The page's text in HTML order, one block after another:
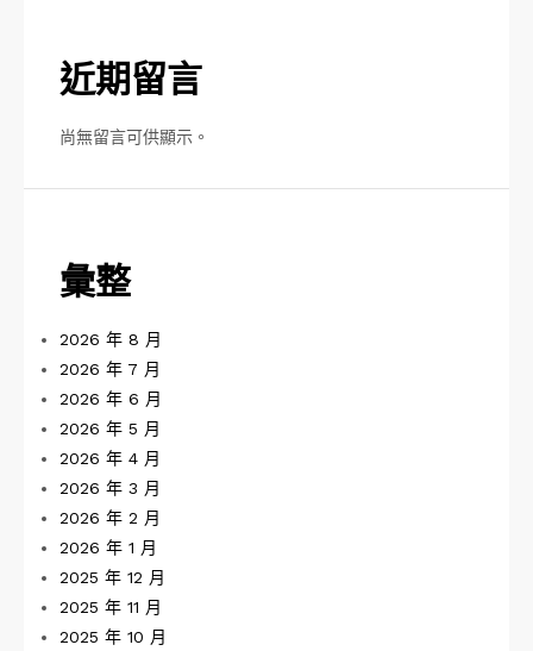
近期留言
尚無留言可供顯示。
彙整
2026 年 8 月
2026 年 7 月
2026 年 6 月
2026 年 5 月
2026 年 4 月
2026 年 3 月
2026 年 2 月
2026 年 1 月
2025 年 12 月
2025 年 11 月
2025 年 10 月